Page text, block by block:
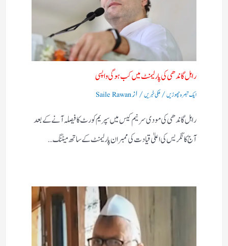
راہل گاندھی کی پارلیمنٹ میں کب ہوگی واپسی
ایک تبصرہ چھوڑیں/ملکی خبریں/ ازSaile Rawan
راہل گاندھی کی مودی سرنیم کیس میں سپریم کورٹ کا فیصلہ آنے کے بعد
آج کانگریس کی اعلیٰ قیادت کی ممبران پارلیمنٹ کے ساتھ میٹنگ…